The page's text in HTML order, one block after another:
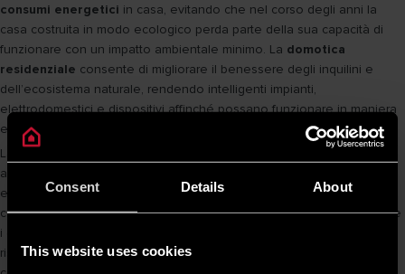
Consent Details About
This website uses cookies
consumi energetici in casa, evitando che nel corso degli anni la
casa costruita in modo ecologico perda parte della sua capacità di
funzionare con un impatto ambientale minimo. La domotica
residenziale consente di migliorare il benessere degli inquilini e
dell’ecosistema naturale, rendendo intelligenti impianti,
elettrodomestici e dispositivi affinché possano funzionare in maniera
efficiente in base alle esigenze del momento.
La
non richiede necessariamente un livello elevato di
automazione, infatti basta prevedere dei semplici sistemi di gestione
e controllo dell’energia per ottenere benefici notevoli. Ad esempio,
con le modernetecnologie di termoregolazioneè possibile ridurre
i consumi energetici in casa, ottimizzando il funzionamento del
riscaldamento e del climatizzatore tramite termostati modulanti o